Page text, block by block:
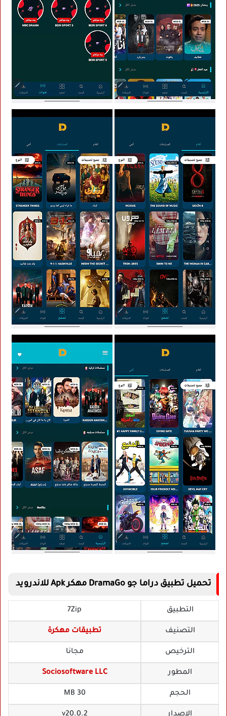
تحميل تطبيق دراما جو DramaGo مهكر Apk للاندرويد
التطبيق 7Zip
التصنيف تطبيقات مهكرة
الترخيص مجانا
المطور Sociosoftware LLC
الحجم 30 MB